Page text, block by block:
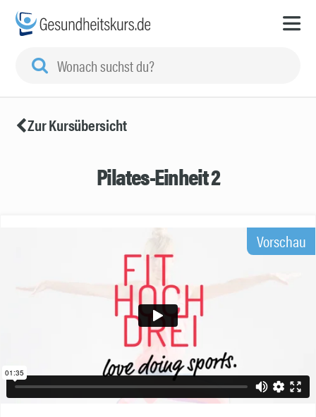
Zur Kursübersicht
Pilates-Einheit 2
Vorschau